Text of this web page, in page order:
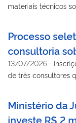
materiais técnicos
Processo
consultoria
13/07/2026 -
de três consultores
Ministério da
investe R$ 2